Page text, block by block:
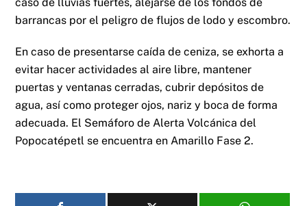
barrancas por el peligro de flujos de lodo y escombro.
En caso de presentarse caída de ceniza, se exhorta a
evitar hacer actividades al aire libre, mantener
puertas y ventanas cerradas, cubrir depósitos de
agua, así como proteger ojos, nariz y boca de forma
adecuada. El Semáforo de Alerta Volcánica del
Popocatépetl se encuentra en Amarillo Fase 2.